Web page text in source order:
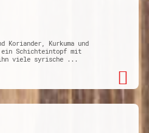
Koriander, Kurkuma und
ein Schichteintopf mit
ihn viele syrische ...